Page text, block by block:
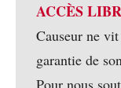
ACCÈS
Causeur ne
garantie de